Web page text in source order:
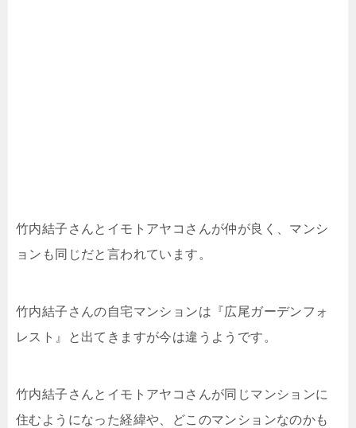
竹内結子さんとイモトアヤコさんが仲が良く、マンシ
ョンも同じだと言われています。
竹内結子さんの自宅マンションは『広尾ガーデンフォ
レスト』と出てきますが今は違うようです。
竹内結子さんとイモトアヤコさんが同じマンションに
住むようになった経緯や、どこのマンションなのかも